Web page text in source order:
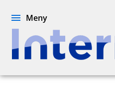
Meny